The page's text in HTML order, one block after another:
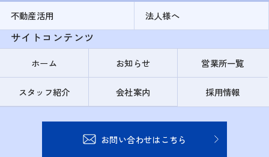
不動産活用
法人様へ
サイトコンテンツ
ホーム お知らせ 営業所一覧
スタッフ紹介 会社案内 採用情報
お問い合わせはこちら